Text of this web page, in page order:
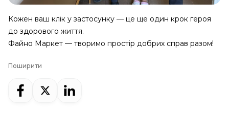
Поширити
Кожен ваш клік у застосунку — це ще один крок героя
до здорового життя.
Файно Маркет — творимо простір добрих справ разом!